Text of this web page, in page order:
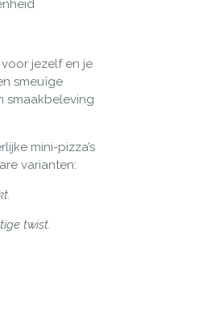
jezelf en je
smeuïge
smaakbeleving
mini-pizza’s
varianten:
twist.